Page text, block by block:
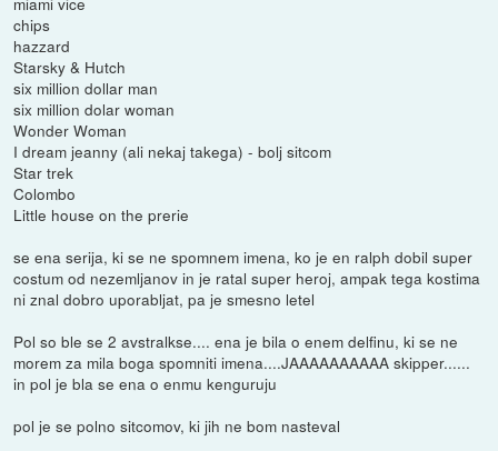
chips
hazzard
Starsky & Hutch
six million dollar man
six million dolar woman
Wonder Woman
I dream jeanny (ali nekaj takega) - bolj sitcom
Star trek
Colombo
Little house on the prerie
se ena serija, ki se ne spomnem imena, ko je en ralph dobil super
costum od nezemljanov in je ratal super heroj, ampak tega kostima
ni znal dobro uporabljat, pa je smesno letel
Pol so ble se 2 avstralkse.... ena je bila o enem delfinu, ki se ne
morem za mila boga spomniti imena....JAAAAAAAAAA skipper......
in pol je bla se ena o enmu kenguruju
pol je se polno sitcomov, ki jih ne bom nasteval